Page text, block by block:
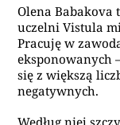
Olena Babakova
uczelni Vistula
Pracuję w
eksponowanych
się z większą
negatywnych.